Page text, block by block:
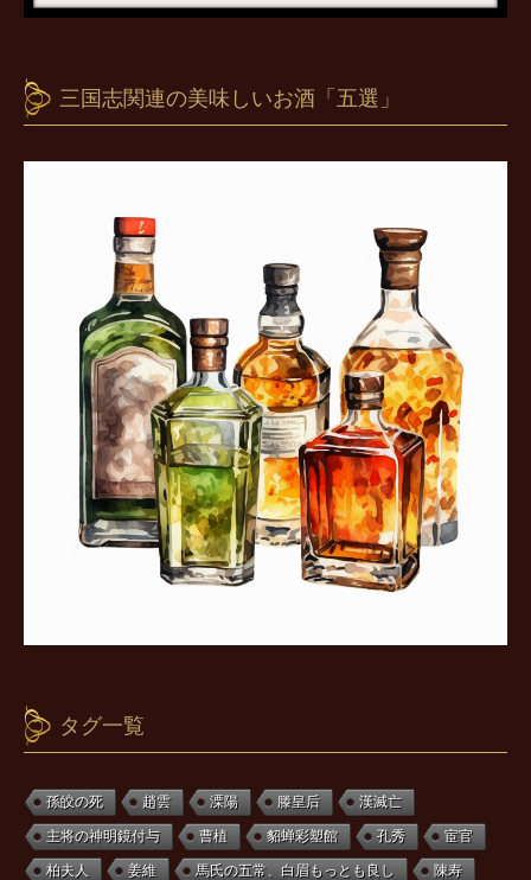
三国志関連の美味しいお酒「五選」
タグ一覧
孫皎の死 趙雲 溧陽 滕皇后 漢滅亡
主将の神明鏡付与 曹植 貂蝉彩塑館 孔秀 宦官
柏夫人 姜維 馬氏の五常、白眉もっとも良し 陳寿